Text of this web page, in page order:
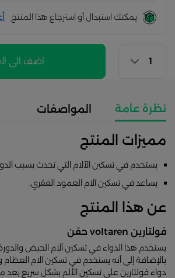
يمكنك استبدال أو استرجاع هذا المنتج
اضف الى
نظرة عامة المواصفات
مميزات المنتج
يستخدم في تسكين الآلام التي تحدث بسبب
يساعد في تسكين آلام العمود الفقري.
عن هذا المنتج
فولتارين voltaren حقن
يستخدم هذا الدواء في تسكين آلام الحيض
بالإضافة إلى أنه يستخدم في تسكين آلام
دواء فولتارين على تسكين الألم بشكل سريع بعد